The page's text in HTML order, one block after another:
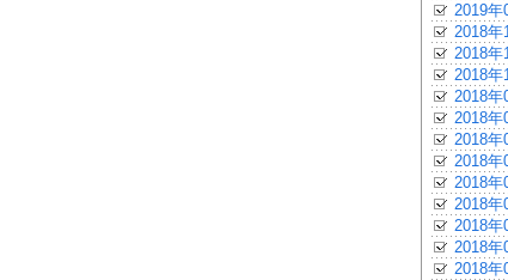
2019年
2018年
2018年
2018年
2018年
2018年
2018年
2018年
2018年
2018年
2018年
2018年
2018年